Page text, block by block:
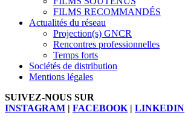
FILMS RECOMMANDÉS
Actualités du réseau
Projection(s) GNCR
Rencontres professionnelles
Temps forts
Sociétés de distribution
Mentions légales
SUIVEZ-NOUS SUR
INSTAGRAM | FACEBOOK | LINKEDIN